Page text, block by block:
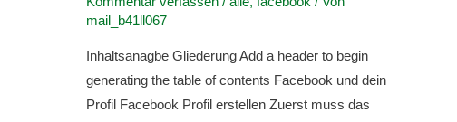
mail_b41ll067
Inhaltsanagbe Gliederung Add a header to begin
generating the table of contents Facebook und dein
Profil Facebook Profil erstellen Zuerst muss das